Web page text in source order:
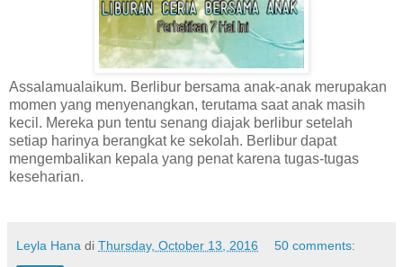
Assalamualaikum. Berlibur bersama anak-anak merupakan
momen yang menyenangkan, terutama saat anak masih
kecil. Mereka pun tentu senang diajak berlibur setelah
setiap harinya berangkat ke sekolah. Berlibur dapat
mengembalikan kepala yang penat karena tugas-tugas
keseharian.
Leyla Hana di Thursday, October 13, 2016 50 comments: